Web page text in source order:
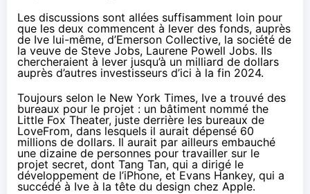
Les discussions sont allées suffisamment loin pour
que les deux commencent à lever des fonds, auprès
de Ive lui-même, d’Emerson Collective, la société de
la veuve de Steve Jobs, Laurene Powell Jobs. Ils
chercheraient à lever jusqu’à un milliard de dollars
auprès d’autres investisseurs d’ici à la fin 2024.
Toujours selon le New York Times, Ive a trouvé des
bureaux pour le projet : un bâtiment nommé the
Little Fox Theater, juste derrière les bureaux de
LoveFrom, dans lesquels il aurait dépensé 60
millions de dollars. Il aurait par ailleurs embauché
une dizaine de personnes pour travailler sur le
projet secret, dont Tang Tan, qui a dirigé le
développement de l’iPhone, etEvans Hankey, qui a
succédé à Ive à la tête du design chez Apple.